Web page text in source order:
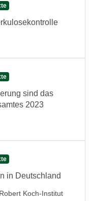
sind das
2023
in Deutschland
Robert Koch-Institut